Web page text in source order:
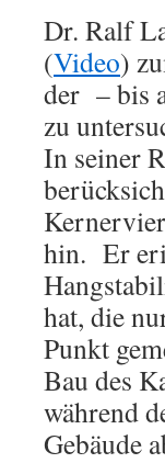
Dr. Ralf
(Video)
der – bis
zu
In seiner
hin. Er
hat, die
Punkt
Bau des
während
Gebäude